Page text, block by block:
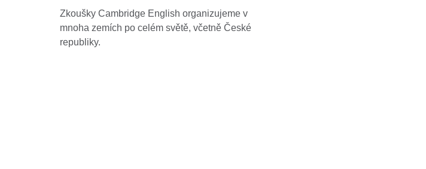
Zkoušky Cambridge English organizujeme v
mnoha zemích po celém světě, včetně České
republiky.